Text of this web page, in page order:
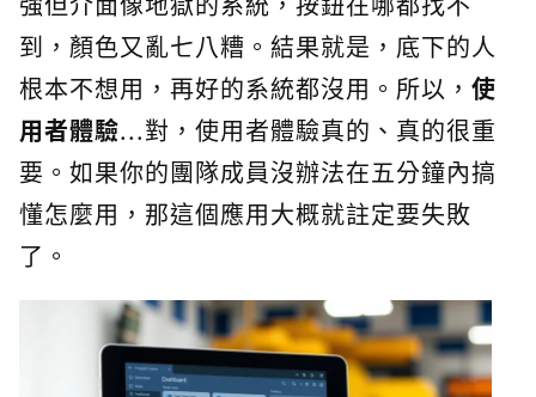
到，顏色又亂七八糟。結果就是，底下的人
根本不想用，再好的系統都沒用。所以， 使
用者體驗...對，使用者體驗真的、真的很重
要。如果你的團隊成員沒辦法在五分鐘內搞
懂怎麼用，那這個應用大概就註定要失敗
了。